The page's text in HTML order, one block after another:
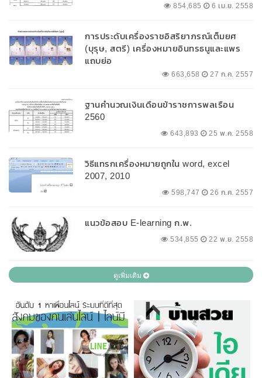
854,685 6 เม.ย. 2558
การประดับเครื่องราชอิสริยาภรณ์เต็มยศ
(บุรุษ, สตรี) เครื่องหมายอินทรธนูและแพร
แถบย่อ
663,658 27 ก.ค. 2557
ฐานคำนวณเงินเดือนข้าราชการพลเรือน
2560
643,893 25 พ.ค. 2558
วิธีแทรกเครื่องหมายถูกใน word, excel
2007, 2010
598,747 26 ก.ค. 2557
แนวข้อสอบ E-learning ก.พ.
534,855 22 พ.ย. 2558
ดูเพิ่มเติม